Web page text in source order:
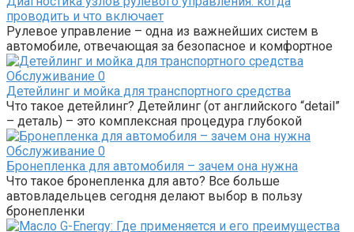
проводить и что включает
Рулевое управление – одна из важнейших систем в
автомобиле, отвечающая за безопасное и комфортное
Обслуживание 0
Детейлинг и мойка для транспортного средства
Что такое детейлинг? Детейлинг (от английского “detail”
– деталь) – это комплексная процедура глубокой
Обслуживание 0
Бронепленка для автомобиля – зачем она нужна
Что такое бронепленка для авто? Все больше
автовладельцев сегодня делают выбор в пользу
бронепленки